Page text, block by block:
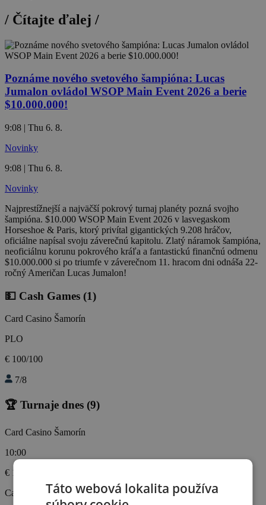
/ Čítajte ďalej /
Poznáme nového svetového šampióna: Lucas
Jumalon ovládol WSOP Main Event 2026 a berie
$10.000.000!
9:08 | Thu 6. 8.
Novinky
9:08 | Thu 6. 8.
Novinky
Najprestížnejší a najväčší pokrový turnaj planéty pozná svojho
šampióna. $10.000 WSOP Main Event 2026 v lasvegaskom
Horseshoe & Paris, ktorý privítal gigantických 9.208 hráčov,
oficiálne napísal svoju záverečnú kapitolu. Zlatý náramok šampióna,
neoficiálnu korunu pokrového kráľa a fantastickú finančnú odmenu
$10.000.000 si po triumfe v záverečnom 11. hracom dni odnáša 22-
ročný Američan Lucas Jumalon!
💵 Cash Games (1)
Card Casino Šamorín
PLO
€ 100/100
7/8
🏆 Turnaje dnes (9)
Card Casino Šamorín
10:00
€ 150
Card Casino ŠamorínTáto webová lokalita používa